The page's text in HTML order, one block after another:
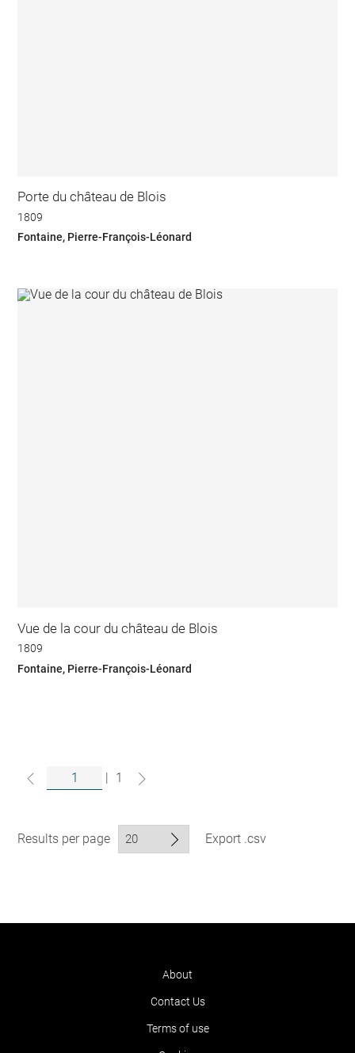
Porte du château de Blois
1809
Fontaine, Pierre-François-Léonard
Vue de la cour du château de Blois
1809
Fontaine, Pierre-François-Léonard
| 1
Results per page Export .csv
About
Contact Us
Terms of use